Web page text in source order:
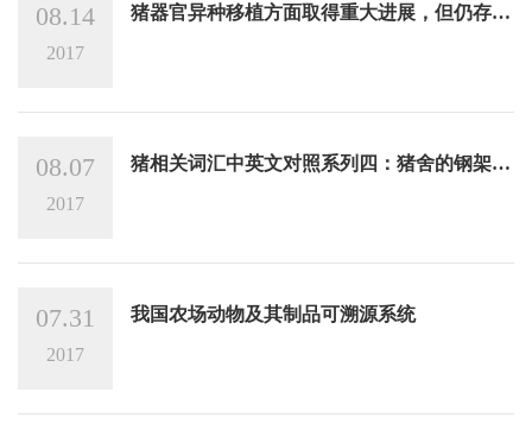
08.14
2017
猪器官异种移植方面取得重大进展，但仍存在
08.07
2017
猪相关词汇中英文对照系列四：猪舍的钢架结
07.31
2017
我国农场动物及其制品可溯源系统